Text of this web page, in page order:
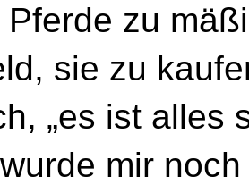
zu
sie zu
„es ist alles
mir